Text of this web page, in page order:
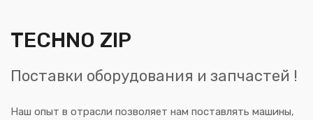
TECHNO ZIP
Поставки оборудования и запчастей !
Наш опыт в отрасли позволяет нам поставлять машины,